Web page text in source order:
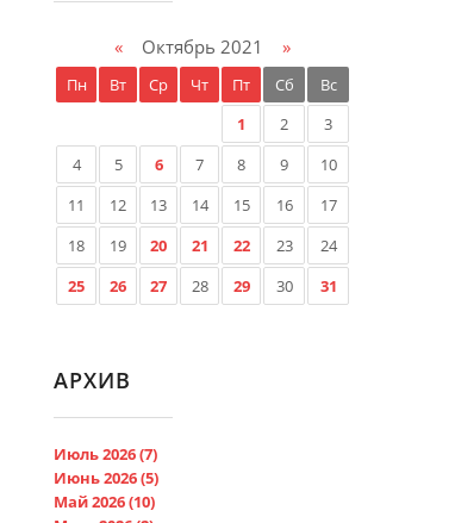
« Октябрь 2021 »
Пн Вт Ср Чт Пт Сб
Вс
1
2
3
4
5 6 7 8 9
10
11
12 13 14 15 16
17
18
19 20 21 22 23
24
25
26 27 28 29 30 31
АРХИВ
Июль 2026 (7)
Июнь 2026 (5)
Май 2026 (10)